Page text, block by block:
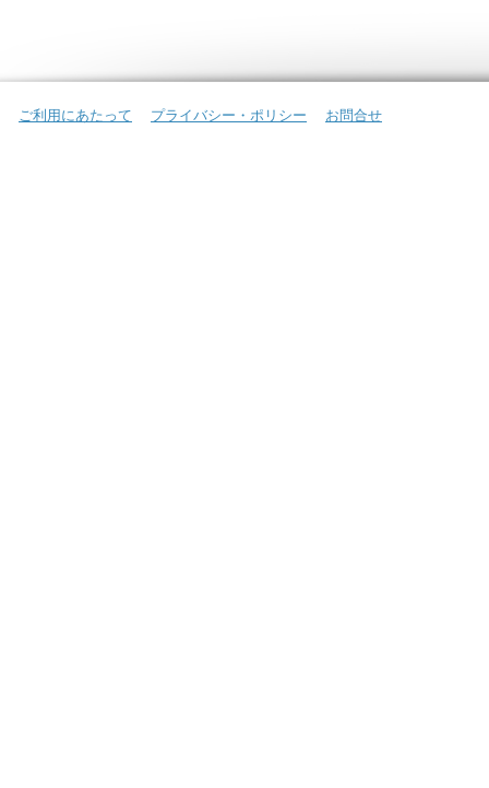
ご利用にあたって プライバシー・ポリシー お問合せ